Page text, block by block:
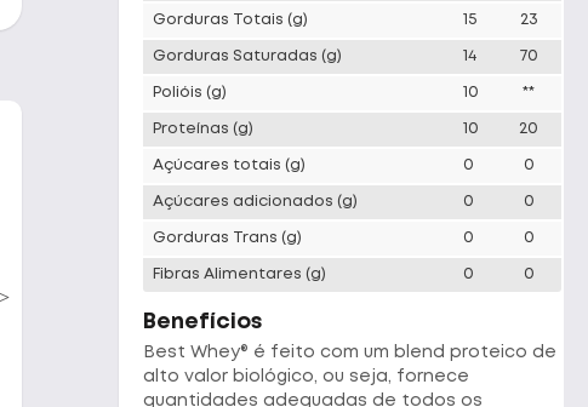
ISOFORT PLANT - POTE 450G -
CANIBLEND PROTEIN - REFIL
900G - CHOCOLATE
Gorduras Totais (g) 15 23
Gorduras Saturadas (g) 14 70
Polióis (g) 10 **
Proteínas (g) 10 20
Açúcares totais (g) 0 0
Açúcares adicionados (g) 0 0
Gorduras Trans (g) 0 0
Fibras Alimentares (g) 0 0
Benefícios
Best Whey® é feito com um blend proteico de
alto valor biológico, ou seja, fornece
quantidades adequadas de todos os